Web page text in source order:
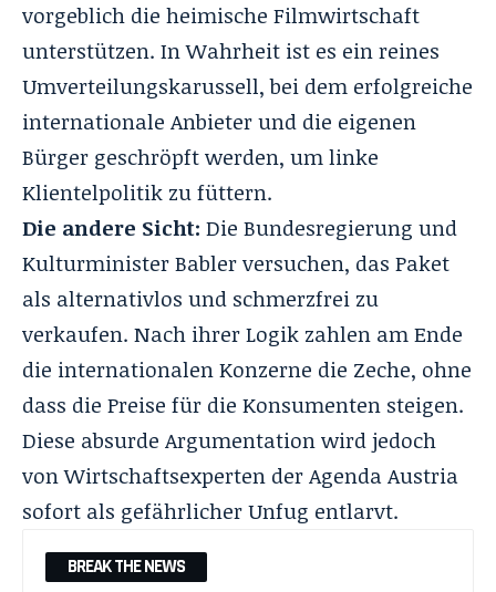
vorgeblich die heimische Filmwirtschaft
unterstützen. In Wahrheit ist es ein reines
Umverteilungskarussell, bei dem erfolgreiche
internationale Anbieter und die eigenen
Bürger geschröpft werden, um linke
Klientelpolitik zu füttern.
Die andere Sicht: Die Bundesregierung und
Kulturminister Babler versuchen, das Paket
als alternativlos und schmerzfrei zu
verkaufen. Nach ihrer Logik zahlen am Ende
die internationalen Konzerne die Zeche, ohne
dass die Preise für die Konsumenten steigen.
Diese absurde Argumentation wird jedoch
von Wirtschaftsexperten der Agenda Austria
sofort als gefährlicher Unfug entlarvt.
BREAK THE NEWS